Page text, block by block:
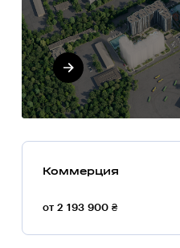
Коммерция
от 2 193 900 ₴